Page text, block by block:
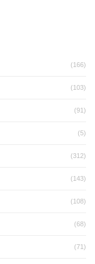
(166)
(103)
(91)
(5)
(312)
(143)
(108)
(68)
(71)